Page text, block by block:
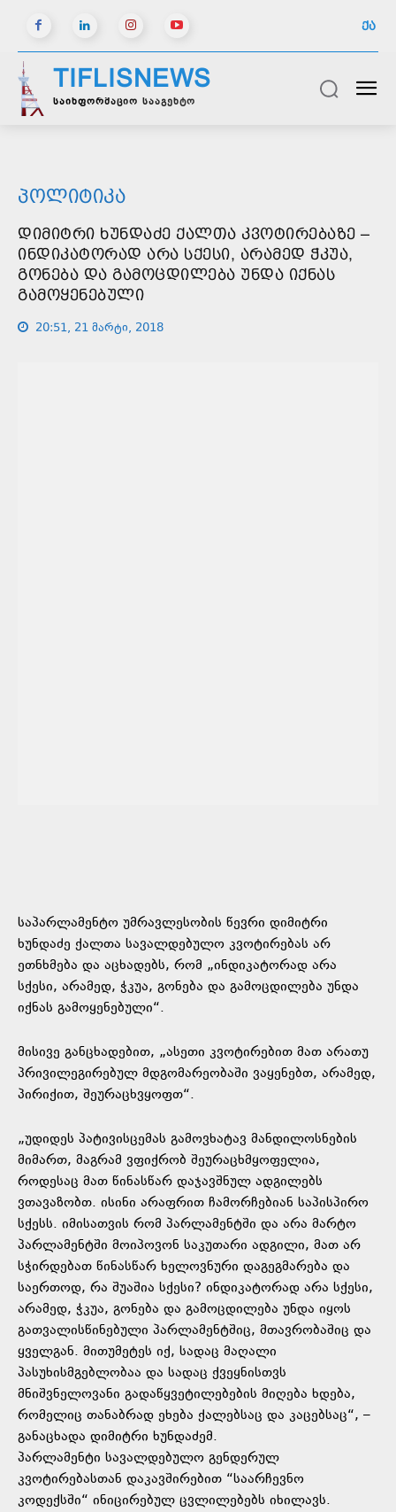
ᲥᲐ
TIFLISNEWS
საინფორმაციო სააგენტო
ᲞᲝᲚᲘᲢᲘᲙᲐ
ᲓᲘᲛᲘᲢᲠᲘ ᲮᲣᲜᲓᲐᲫᲔ ᲥᲐᲚᲗᲐ ᲙᲕᲝᲢᲘᲠᲔᲑᲐᲖᲔ –
ᲘᲜᲓᲘᲙᲐᲢᲝᲠᲐᲓ ᲐᲠᲐ ᲡᲥᲔᲡᲘ, ᲐᲠᲐᲛᲔᲓ ᲭᲙᲣᲐ,
ᲒᲝᲜᲔᲑᲐ ᲓᲐ ᲒᲐᲛᲝᲪᲓᲘᲚᲔᲑᲐ ᲣᲜᲓᲐ ᲘᲥᲜᲐᲡ
ᲒᲐᲛᲝᲧᲔᲜᲔᲑᲣᲚᲘ
20:51, 21 მარტი, 2018
საპარლამენტო უმრავლესობის წევრი დიმიტრი
ხუნდაძე ქალთა სავალდებულო კვოტირებას არ
ეთნხმება და აცხადებს, რომ „ინდიკატორად არა
სქესი, არამედ, ჭკუა, გონება და გამოცდილება უნდა
იქნას გამოყენებული“.
მისივე განცხადებით, „ასეთი კვოტირებით მათ არათუ
პრივილეგირებულ მდგომარეობაში ვაყენებთ, არამედ,
პირიქით, შეურაცხვყოფთ“.
„უდიდეს პატივისცემას გამოვხატავ მანდილოსნების
მიმართ, მაგრამ ვფიქრობ შეურაცხმყოფელია,
როდესაც მათ წინასწარ დაჯავშნულ ადგილებს
ვთავაზობთ. ისინი არაფრით ჩამორჩებიან საპისპირო
სქესს. იმისათვის რომ პარლამენტში და არა მარტო
პარლამენტში მოიპოვონ საკუთარი ადგილი, მათ არ
სჭირდებათ წინასწარ ხელოვნური დაგეგმარება და
საერთოდ, რა შუაშია სქესი? ინდიკატორად არა სქესი,
არამედ, ჭკუა, გონება და გამოცდილება უნდა იყოს
გათვალისწინებული პარლამენტშიც, მთავრობაშიც და
ყველგან. მითუმეტეს იქ, სადაც მაღალი
პასუხისმგებლობაა და სადაც ქვეყნისთვს
მნიშვნელოვანი გადაწყვეტილებების მიღება ხდება,
რომელიც თანაბრად ეხება ქალებსაც და კაცებსაც“, –
განაცხადა დიმიტრი ხუნდაძემ.
პარლამენტი სავალდებულო გენდერულ
კვოტირებასთან დაკავშირებით “საარჩევნო
კოდექსში“ ინიცირებულ ცვლილებებს იხილავს.